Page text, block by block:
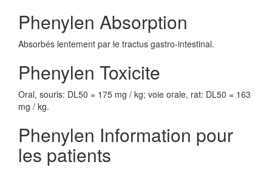
Phenylen Absorption
Absorbés lentement par le tractus gastro-intestinal.
Phenylen Toxicite
Oral, souris: DL50 = 175 mg / kg; voie orale, rat: DL50 = 163
mg / kg.
Phenylen Information pour
les patients